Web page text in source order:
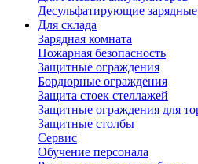
Десульфатирующие зарядные
Для склада
Зарядная комната
Пожарная безопасность
Защитные ограждения
Бордюрные ограждения
Защита стоек стеллажей
Защитные ограждения для
Защитные столбы
Сервис
Обучение персонала